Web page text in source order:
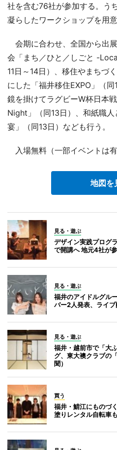
社を含む76社が参加する。う
凝らしたワークショップを用意
会期に合わせ、全国から出
会「まち／ひと／しごと -
11日～14日）、移住やまちづ
にした「福井移住EXPO」（
鏡を掛けてラグビーW杯日本
Night」（同13日）、和紙職
宴」（同13日）なども行う。
入場無料（一部イベントは
地図を
見る・遊ぶ
デザイン実践プログ
で開講へ 地元4社が
見る・遊ぶ
福井のアイドルグル
バー2人発表、ライブ
見る・遊ぶ
福井・越前市で「大
グ、東大襖クラブの
聞）
買う
福井・鯖江にものづ
塗りレンタル自転車